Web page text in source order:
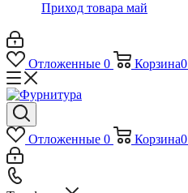
Приход товара май
Отложенные 0 Корзина0
Отложенные 0 Корзина0